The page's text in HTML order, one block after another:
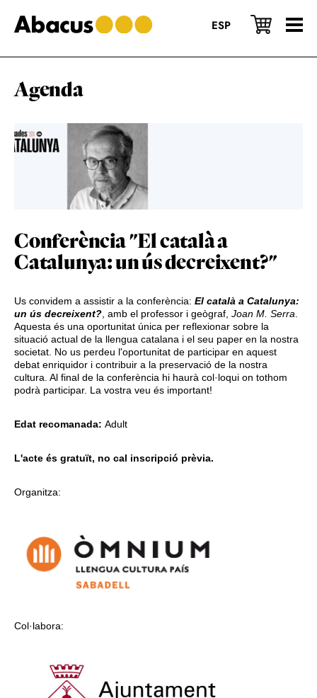
to
main
to
primary
to
footer
ESP
Agenda
Conferència "El català a
Catalunya: un ús decreixent?"
Us convidem a assistir a la conferència: El català a Catalunya:
un ús decreixent?, amb el professor i geògraf, Joan M. Serra.
Aquesta és una oportunitat única per reflexionar sobre la
situació actual de la llengua catalana i el seu paper en la nostra
societat. No us perdeu l'oportunitat de participar en aquest
debat enriquidor i contribuir a la preservació de la nostra
cultura. Al final de la conferència hi haurà col·loqui on tothom
podrà participar. La vostra veu és important!
Edat recomanada: Adult
L'acte és gratuït, no cal inscripció prèvia.
Organitza:
Col·labora: